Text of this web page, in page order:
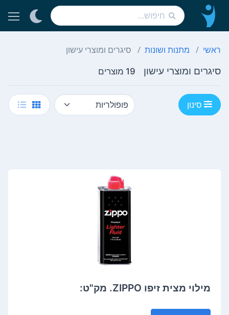
ראשי מתנות ושונות סיגרים ומוצרי עישון
סיגרים ומוצרי עישון 19 מוצרים
סינון
מילוי מצית זיפו ZIPPO. מק"ט: